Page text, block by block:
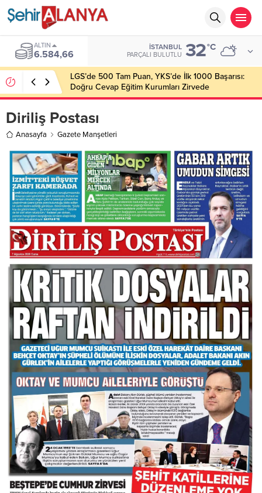
ALTIN
6.584,66
İSTANBUL
PARÇALI BULUTLU 32°C
LGS’de 500 Tam Puan, YKS’de İlk 1000 Başarısı:
Doğru Cevap Eğitim Kurumları Zirvede
Diriliş Postası
Anasayfa Gazete Manşetleri